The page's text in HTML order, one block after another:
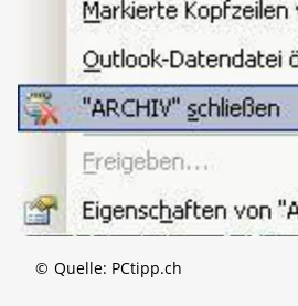
© Quelle: PCtipp.ch